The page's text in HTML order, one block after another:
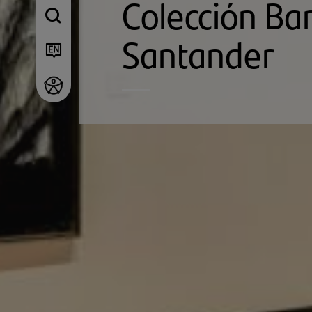
Colección
Santander